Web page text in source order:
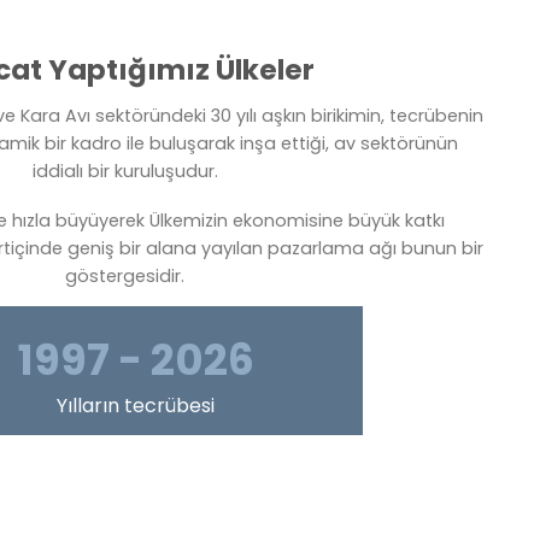
Yaptığımız Ülkeler
Kara Avı sektöründeki 30 yılı aşkın birikimin, tecrübenin
bir kadro ile buluşarak inşa ettiği, av sektörünün
iddialı bir kuruluşudur.
büyüyerek Ülkemizin ekonomisine büyük katkı
geniş bir alana yayılan pazarlama ağı bunun bir
göstergesidir.
1997 - 2026
Yılların tecrübesi